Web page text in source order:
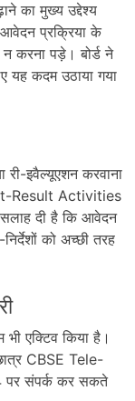
का मुख्य उद्देश्य
प्रक्रिया के
न करना पड़े। बोर्ड ने
यह कदम उठाया गया
री-इवैल्यूएशन करवाना
Result Activities
दी है कि आवेदन
को अच्छी तरह
एक्टिव किया है।
CBSE Tele-
संपर्क कर सकते